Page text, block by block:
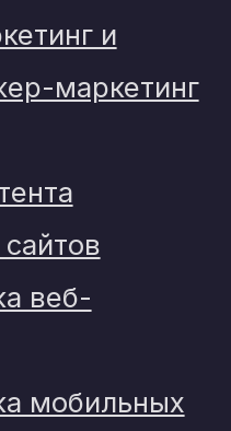
и
маркетинг
веб-
мобильных